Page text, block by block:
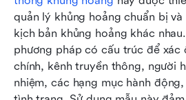
quản lý khủng hoảng chuẩn bị
kịch bản khủng hoảng khác
phương pháp có cấu trúc để xác
chính, kênh truyền thông, người
nhiệm, các hạng mục hành